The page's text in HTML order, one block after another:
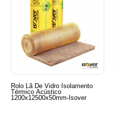
Rolo Lã De Vidro Isolamento
Térmico Acústico
1200x12500x50mm-Isover